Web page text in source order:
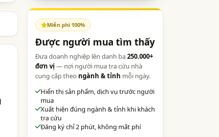
Miễn phí 100%
Được người mua tìm thấy
Đưa doanh nghiệp lên danh bạ250.000+
đơn vị — nơi người mua tra cứu nhà
cung cấp theo ngành & tỉnh mỗi ngày.
Hiển thị sản phẩm, dịch vụ trước người
mua
Xuất hiện đúng ngành & tỉnh khi khách
tra cứu
Đăng ký chỉ 2 phút, không mất phí